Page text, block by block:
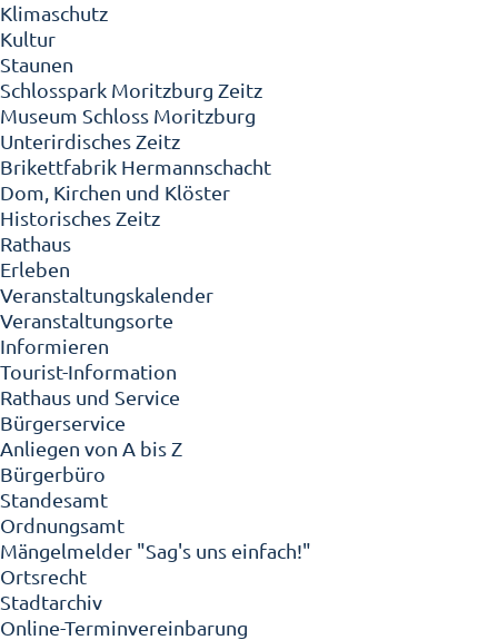
Klimaschutz
Kultur
Staunen
Schlosspark Moritzburg Zeitz
Museum Schloss Moritzburg
Unterirdisches Zeitz
Brikettfabrik Hermannschacht
Dom, Kirchen und Klöster
Historisches Zeitz
Rathaus
Erleben
Veranstaltungskalender
Veranstaltungsorte
Informieren
Tourist-Information
Rathaus und Service
Bürgerservice
Anliegen von A bis Z
Bürgerbüro
Standesamt
Ordnungsamt
Mängelmelder "Sag's uns einfach!"
Ortsrecht
Stadtarchiv
Online-Terminvereinbarung